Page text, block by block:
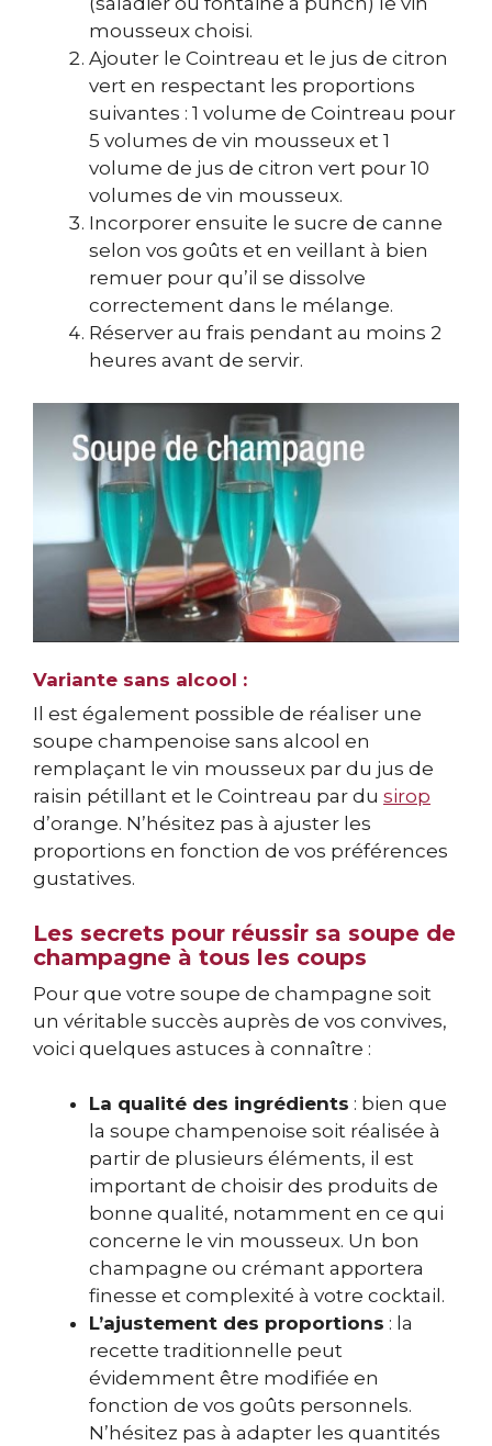
mousseux choisi.
Ajouter le Cointreau et le jus de citron
vert en respectant les proportions
suivantes : 1 volume de Cointreau pour
5 volumes de vin mousseux et 1
volume de jus de citron vert pour 10
volumes de vin mousseux.
Incorporer ensuite le sucre de canne
selon vos goûts et en veillant à bien
remuer pour qu’il se dissolve
correctement dans le mélange.
Réserver au frais pendant au moins 2
heures avant de servir.
Variante sans alcool :
Il est également possible de réaliser une
soupe champenoise sans alcool en
remplaçant le vin mousseux par du jus de
raisin pétillant et le Cointreau par du sirop
d’orange. N’hésitez pas à ajuster les
proportions en fonction de vos préférences
gustatives.
Les secrets pour réussir sa soupe de
champagne à tous les coups
Pour que votre soupe de champagne soit
un véritable succès auprès de vos convives,
voici quelques astuces à connaître :
La qualité des ingrédients : bien que
la soupe champenoise soit réalisée à
partir de plusieurs éléments, il est
important de choisir des produits de
bonne qualité, notamment en ce qui
concerne le vin mousseux. Un bon
champagne ou crémant apportera
finesse et complexité à votre cocktail.
L’ajustement des proportions : la
recette traditionnelle peut
évidemment être modifiée en
fonction de vos goûts personnels.
N’hésitez pas à adapter les quantités